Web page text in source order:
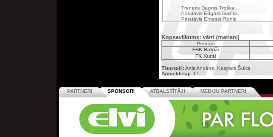
Treneris Dagnis Troška
Pārstāvis Edgars Gailītis
Pārstāvis Ernests Ronis
Kopsavilkums: vārti (metieni)
Periods
FBK Baloži
FK Kurši
Tiesneši:Artis Ancāns, Kaspars Šulcs
Apmeklētāji: 65
PARTNERI SPONSORI ATBALSTĪTĀJI MEDIJU PARTNERI